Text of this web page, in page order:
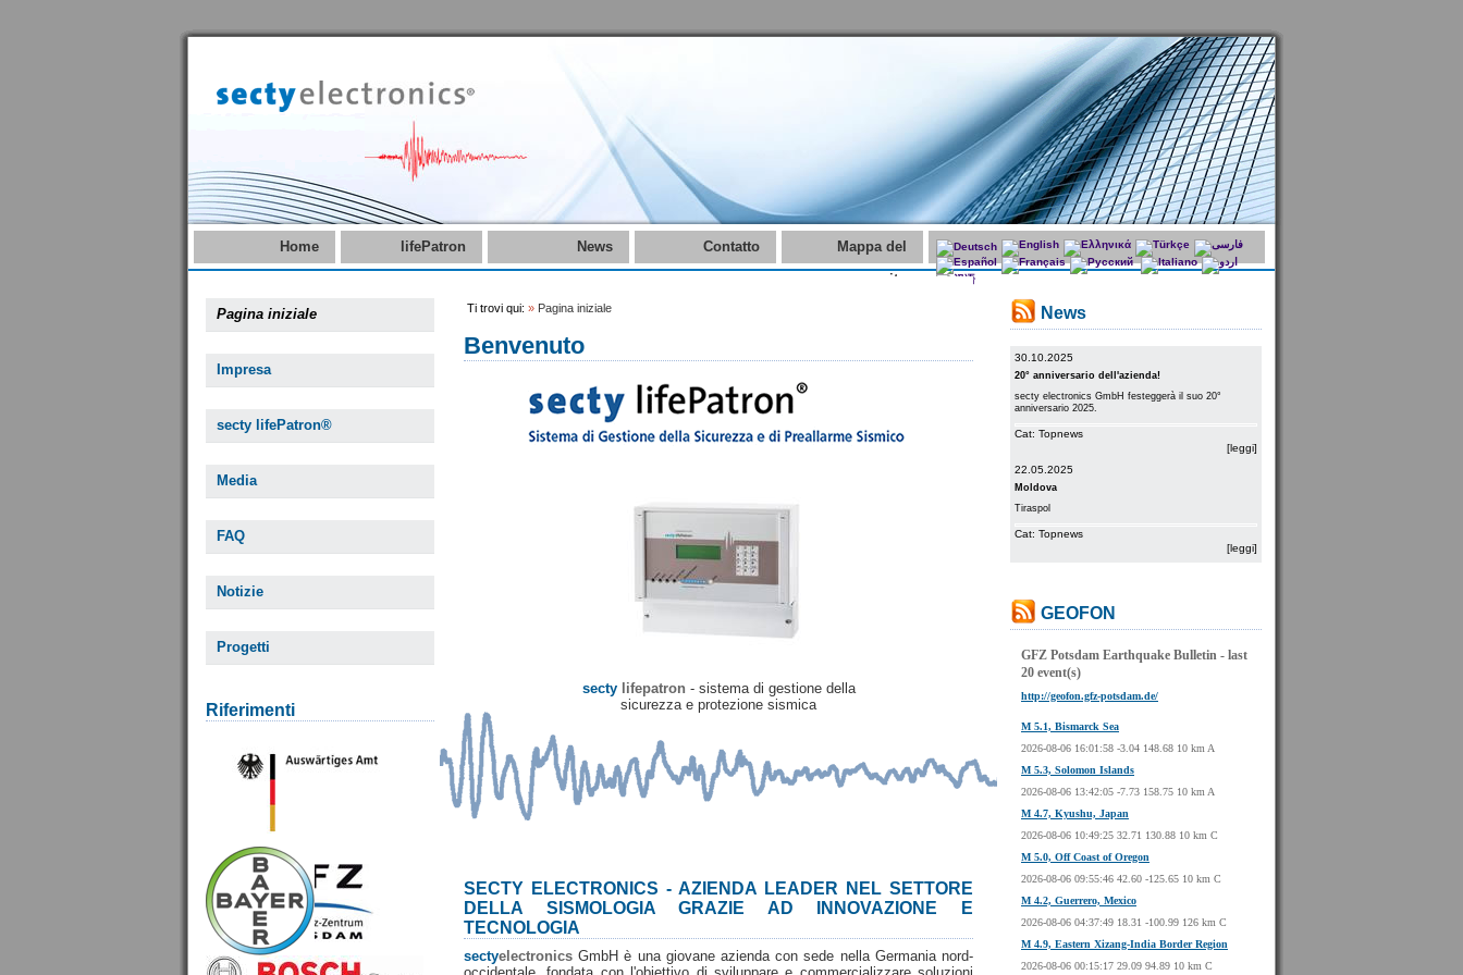
Home lifePatron News Contatto
Mappa del
sito
Pagina iniziale
Impresa
secty lifePatron®
Media
FAQ
Notizie
Progetti
Riferimenti
Ti trovi qui: » Pagina iniziale
Benvenuto
secty lifepatron - sistema di gestione della
sicurezza e protezione sismica
SECTY ELECTRONICS - AZIENDA LEADER NEL SETTORE
DELLA SISMOLOGIA GRAZIE AD INNOVAZIONE E
TECNOLOGIA
sectyelectronics GmbH è una giovane azienda con sede nella Germania nord-
News
30.10.2025
20° anniversario dell'azienda!
secty electronics GmbH festeggerà il suo 20°
anniversario 2025.
Cat: Topnews
[leggi]
22.05.2025
Moldova
Tiraspol
Cat: Topnews
[leggi]
GEOFON
GFZ Potsdam Earthquake Bulletin - last
20 event(s)
http://geofon.gfz-potsdam.de/
M 5.1, Bismarck Sea
2026-08-06 16:01:58 -3.04 148.68 10 km A
M 5.3, Solomon Islands
2026-08-06 13:42:05 -7.73 158.75 10 km A
M 4.7, Kyushu, Japan
2026-08-06 10:49:25 32.71 130.88 10 km C
M 5.0, Off Coast of Oregon
2026-08-06 09:55:46 42.60 -125.65 10 km C
M 4.2, Guerrero, Mexico
2026-08-06 04:37:49 18.31 -100.99 126 km C
M 4.9, Eastern Xizang-India Border Region
2026-08-06 00:15:17 29.09 94.89 10 km C